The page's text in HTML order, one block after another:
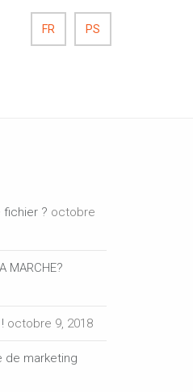
FR PS
fichier ? octobre
MARCHE?
octobre 9, 2018
de marketing